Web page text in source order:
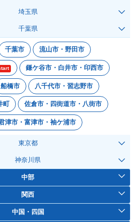
埼玉県
千葉県
千葉市 流山市・野田市
鎌ケ谷市・白井市・印西市
船橋市 八千代市・習志野市
町 佐倉市・四街道市・八街市
津市・富津市・袖ケ浦市
東京都
神奈川県
中部
関西
中国・四国